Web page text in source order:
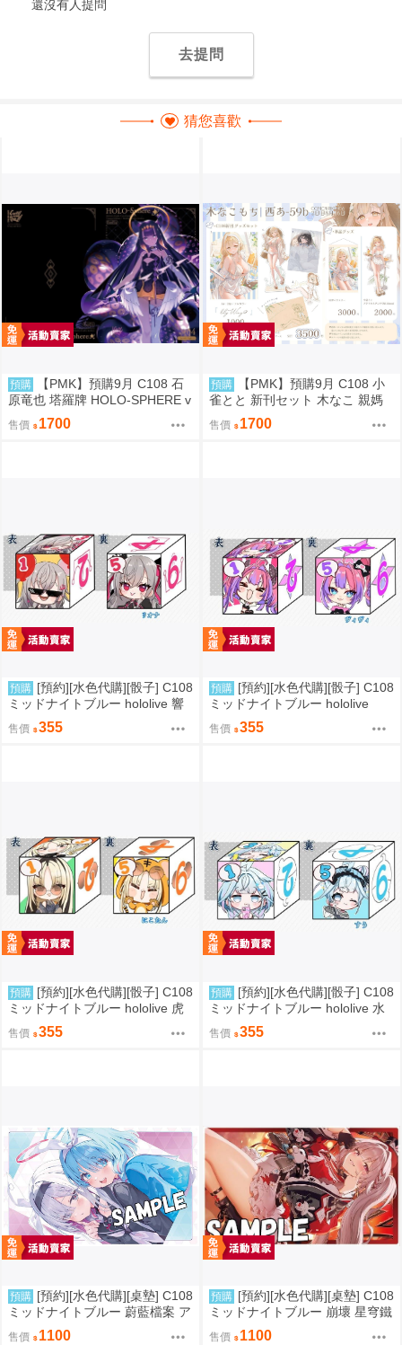
還沒有人提問
去提問
猜您喜歡
預購
【PMK】預購9月 C108 石
原竜也 塔羅牌 HOLO-SPHERE v
ol.04 Hololive
售價 1700
預購
【PMK】預購9月 C108 小
雀とと 新刊セット 木なこ 親媽
新刊套組 VSPO
售價 1700
預購 [預約][水色代購][骰子] C108
ミッドナイトブルー hololive 響
咲リオナ
售價 355
預購 [預約][水色代購][骰子] C108
ミッドナイトブルー hololive
綺々羅々ヴィヴィ
售價 355
預購 [預約][水色代購][骰子] C108
ミッドナイトブルー hololive 虎
金妃笑虎
售價 355
預購 [預約][水色代購][骰子] C108
ミッドナイトブルー hololive 水
售價 355
預購 [預約][水色代購][桌墊] C108
ミッドナイトブルー 蔚藍檔案 ア
ロナ＆プラナ
售價 1100
預購 [預約][水色代購][桌墊] C108
ミッドナイトブルー 崩壞 星穹鐵
道 火花
售價 1100